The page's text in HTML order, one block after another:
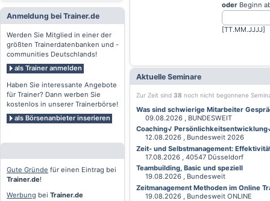
Anmeldung bei Trainer.de
Werden Sie Mitglied in einer der
größten Trainerdatenbanken und -
communities Deutschlands!
als Trainer anmelden
Haben Sie interessante Angebote
für Trainer? Dann werben Sie
kostenlos in unserer Trainerbörse!
als Börsenanbieter inserieren
Gute Gründe für einen Eintrag bei
Trainer.de!
Werbung bei Trainer.de
oder Beginn
[TT.MM.JJJJ]
Aktuelle Seminare
Zur Zeit sind 38 noch nicht begonnene
Was sind schwierige Mitarbeiter
09.08.2026 , BUNDESWEIT
Coaching√
12.08.2026 , Bundesweit 2026
Zeit- und Selbstmanagement:
17.08.2026 , 40547 Düsseldorf
Teambuilding, Basic und speziell
19.08.2026 , Bundesweit
Zeitmanagement Methoden im Online
19.08.2026 , Bundesweit ONLINE